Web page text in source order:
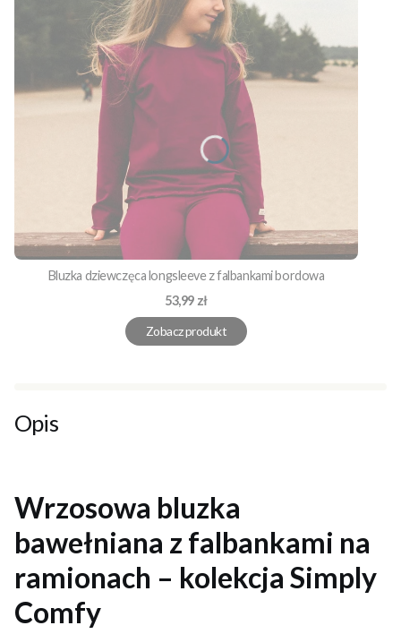
Bluzka dziewczęca longsleeve z falbankami bordowa
Cena
53,99 zł
Zobacz produkt
Opis
Wrzosowa bluzka
bawełniana z falbankami na
ramionach – kolekcja Simply
Comfy